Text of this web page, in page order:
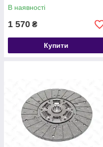
В наявності
1 570 ₴
Купити